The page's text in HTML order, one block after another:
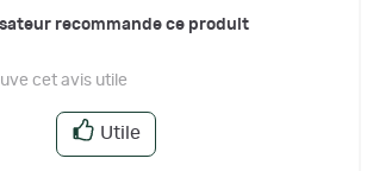
recommande ce produit
cet avis utile
Utile